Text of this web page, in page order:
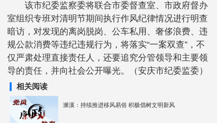
该市纪委监察委将联合市委督查室、市政府督办
室组织专班对清明节期间执行作风纪律情况进行明查
暗访，对发现的离岗脱岗、公车私用、奢侈浪费、违
规公款消费等违纪违规行为，将落实“一案双查”，不
仅严肃处理直接责任人，还要追究分管领导和主要领
导的责任，并向社会公开曝光。（安庆市纪委监委）
相关阅读
濉溪：持续推进移风易俗 积极倡树文明新风